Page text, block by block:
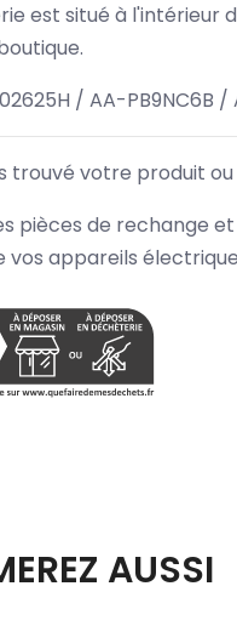
est situé à l'intérieur
/ AA-PB9NC6B
trouvé votre produit
pièces de rechange
vos appareils
AUSSI